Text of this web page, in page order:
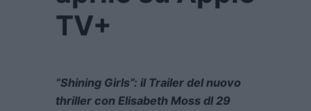
TV+
“Shining Girls”: il Trailer del nuovo
thriller con Elisabeth Moss dl 29